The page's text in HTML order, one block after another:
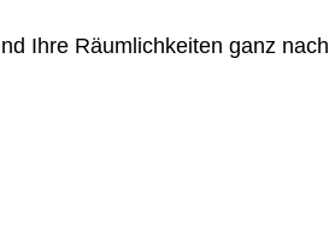
Ihre Räumlichkeiten ganz nach